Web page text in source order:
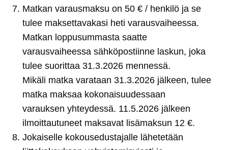
Matkan varausmaksu on 50 € / henkilö ja se
tulee maksettavakasi heti varausvaiheessa.
Matkan loppusummasta saatte
varausvaiheessa sähköpostiinne laskun, joka
tulee suorittaa 31.3.2026 mennessä.
Mikäli matka varataan 31.3.2026 jälkeen, tulee
matka maksaa kokonaisuudessaan
varauksen yhteydessä. 11.5.2026 jälkeen
ilmoittautuneet maksavat lisämaksun 12 €.
Jokaiselle kokousedustajalle lähetetään